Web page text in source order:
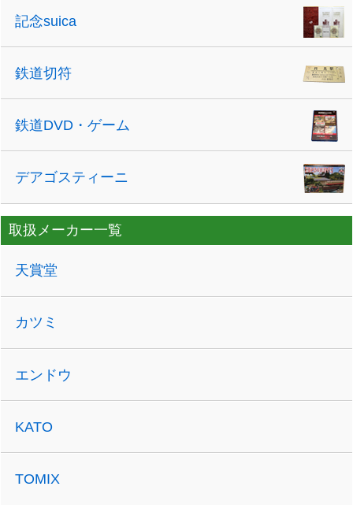
記念suica
鉄道切符
鉄道DVD・ゲーム
デアゴスティーニ
取扱メーカー一覧
天賞堂
カツミ
エンドウ
KATO
TOMIX